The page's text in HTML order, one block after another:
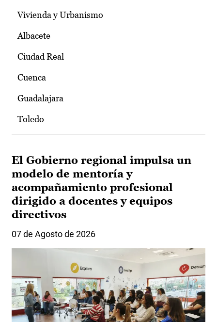
Vivienda y Urbanismo
Albacete
Ciudad Real
Cuenca
Guadalajara
Toledo
El Gobierno regional impulsa un
modelo de mentoría y
acompañamiento profesional
dirigido a docentes y equipos
directivos
07 de Agosto de 2026